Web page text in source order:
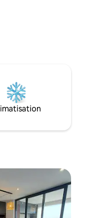
ses batteries.
de notre jacuzzi et